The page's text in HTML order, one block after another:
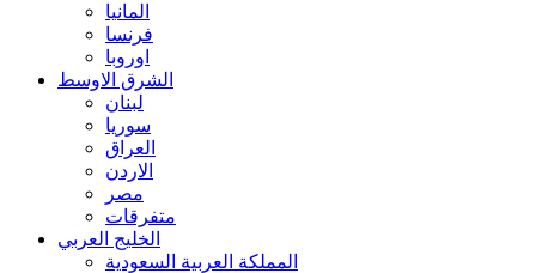
المانيا
فرنسا
اوروبا
الشرق الاوسط
لبنان
سوريا
العراق
الاردن
مصر
متفرقات
الخليج العربي
المملكة العربية السعودية